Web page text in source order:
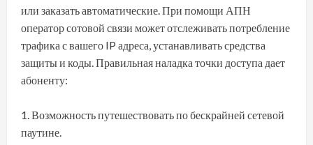
или заказать автоматические. При помощи АПН
оператор сотовой связи может отслеживать потребление
трафика с вашего IP адреса, устанавливать средства
защиты и коды. Правильная наладка точки доступа дает
абоненту:
Возможность путешествовать по бескрайней сетевой
паутине.